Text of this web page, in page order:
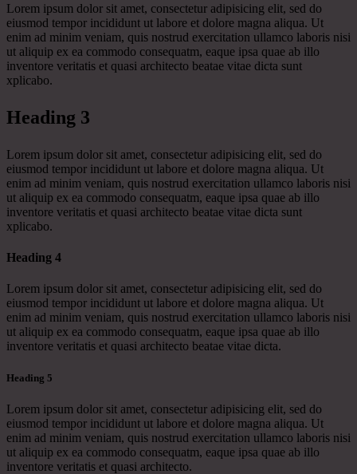
Lorem ipsum dolor sit amet, consectetur adipisicing elit, sed do
eiusmod tempor incididunt ut labore et dolore magna aliqua. Ut
enim ad minim veniam, quis nostrud exercitation ullamco laboris nisi
ut aliquip ex ea commodo consequatm, eaque ipsa quae ab illo
inventore veritatis et quasi architecto beatae vitae dicta sunt
xplicabo.
Heading 3
Lorem ipsum dolor sit amet, consectetur adipisicing elit, sed do
eiusmod tempor incididunt ut labore et dolore magna aliqua. Ut
enim ad minim veniam, quis nostrud exercitation ullamco laboris nisi
ut aliquip ex ea commodo consequatm, eaque ipsa quae ab illo
inventore veritatis et quasi architecto beatae vitae dicta sunt
xplicabo.
Heading 4
Lorem ipsum dolor sit amet, consectetur adipisicing elit, sed do
eiusmod tempor incididunt ut labore et dolore magna aliqua. Ut
enim ad minim veniam, quis nostrud exercitation ullamco laboris nisi
ut aliquip ex ea commodo consequatm, eaque ipsa quae ab illo
inventore veritatis et quasi architecto beatae vitae dicta.
Heading 5
Lorem ipsum dolor sit amet, consectetur adipisicing elit, sed do
eiusmod tempor incididunt ut labore et dolore magna aliqua. Ut
enim ad minim veniam, quis nostrud exercitation ullamco laboris nisi
ut aliquip ex ea commodo consequatm, eaque ipsa quae ab illo
inventore veritatis et quasi architecto.